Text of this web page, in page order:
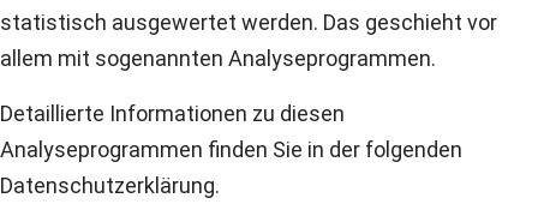
statistisch ausgewertet werden. Das geschieht vor
allem mit sogenannten Analyseprogrammen.
Detaillierte Informationen zu diesen
Analyseprogrammen finden Sie in der folgenden
Datenschutzerklärung.